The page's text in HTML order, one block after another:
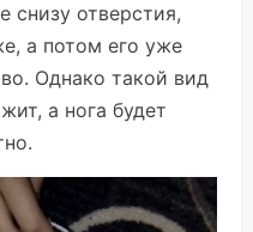
снизу отверстия,
а потом его уже
Однако такой вид
а нога будет